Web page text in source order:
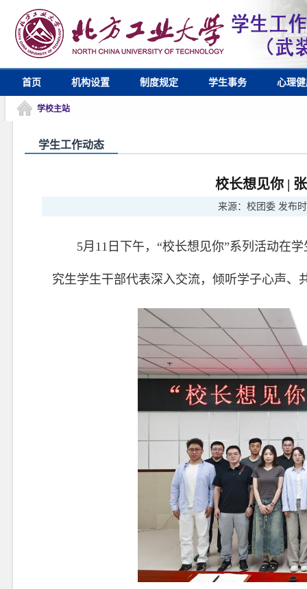
首页 机构设置 制度规定 学生事务 心理
学校主站
学生工作动态
校长想见你 |
来源： 校团委 发布
5月11日下午，“校长想见你”系列活动在
究生学生干部代表深入交流，倾听学子心声、